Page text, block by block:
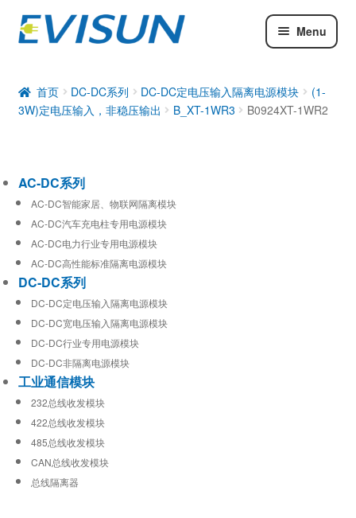
Menu
DC-DC系列
工业通信模块
首页 DC-DC系列 DC-DC定电压输入隔离电源模块
(1-
3W)定电压输入，非稳压输出
B_XT-1WR3 B0924XT-1WR2
AC-DC系列
AC-DC智能家居、物联网隔离模块
AC-DC汽车充电柱专用电源模块
AC-DC电力行业专用电源模块
AC-DC高性能标准隔离电源模块
DC-DC系列
DC-DC定电压输入隔离电源模块
DC-DC宽电压输入隔离电源模块
DC-DC行业专用电源模块
DC-DC非隔离电源模块
工业通信模块
232总线收发模块
422总线收发模块
485总线收发模块
CAN总线收发模块
总线隔离器